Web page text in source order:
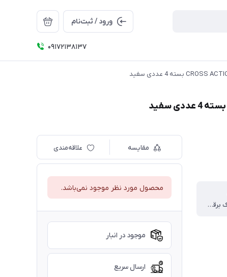
ورود / ثبت‌نام
09172138137
تمامی مسواک برقی های اورال بی Oral-B
مقایسه علاقه‌مندی
محصول مورد نظر موجود نمی‌باشد.
موجود در انبار
ارسال سریع